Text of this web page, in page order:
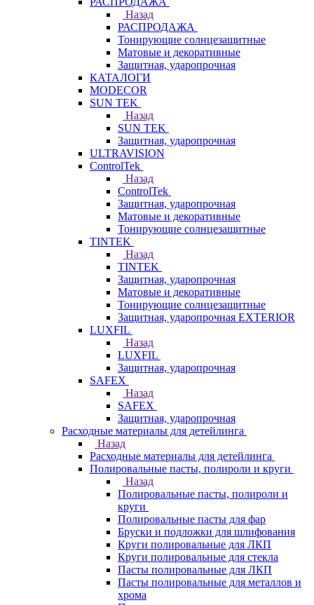
Назад
РАСПРОДАЖА
Тонирующие солнцезащитные
Матовые и декоративные
Защитная, ударопрочная
КАТАЛОГИ
MODECOR
SUN TEK
Назад
SUN TEK
Защитная, ударопрочная
ULTRAVISION
ControlTek
Назад
ControlTek
Защитная, ударопрочная
Матовые и декоративные
Тонирующие солнцезащитные
TINTEK
Назад
TINTEK
Защитная, ударопрочная
Матовые и декоративные
Тонирующие солнцезащитные
Защитная, ударопрочная EXTERIOR
LUXFIL
Назад
LUXFIL
Защитная, ударопрочная
SAFEX
Назад
SAFEX
Защитная, ударопрочная
Расходные материалы для детейлинга
Назад
Расходные материалы для детейлинга
Полировальные пасты, полироли и круги
Назад
Полировальные пасты, полироли и
круги
Полировальные пасты для фар
Бруски и подложки для шлифования
Круги полировальные для ЛКП
Круги полировальные для стекла
Пасты полировальные для ЛКП
Пасты полировальные для металлов и
хрома